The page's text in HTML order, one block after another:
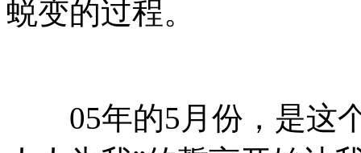
蜕变的过程。
05年的5月份，是这个